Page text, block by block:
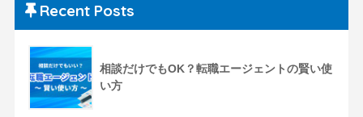
Recent Posts
相談だけでもOK？転職エージェントの賢い使
い方